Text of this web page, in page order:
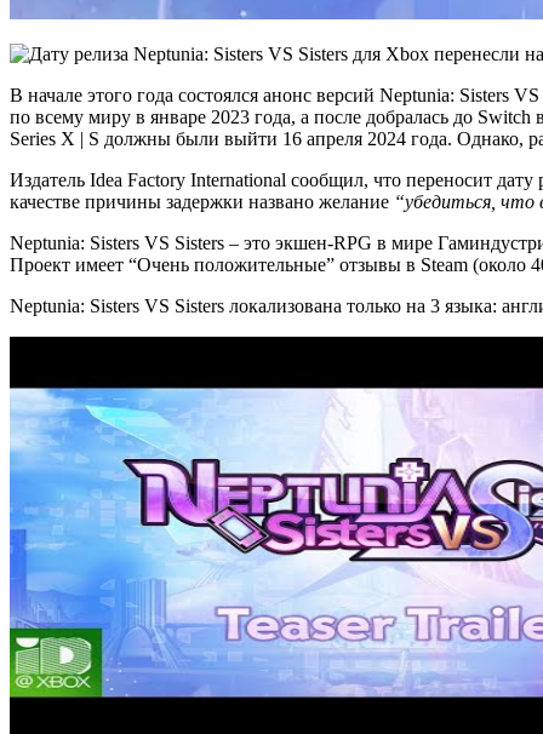
В начале этого года состоялся анонс версий Neptunia: Sisters
по всему миру в январе 2023 года, а после добралась до
Series X | S должны были выйти 16 апреля 2024 года. Однако,
Издатель Idea Factory International сообщил, что переносит
качестве причины задержки названо желание “убедиться, что
Neptunia: Sisters VS Sisters – это экшен-RPG в мире
Проект имеет “Очень положительные” отзывы в Steam (около
Neptunia: Sisters VS Sisters локализована только на 3 языка: